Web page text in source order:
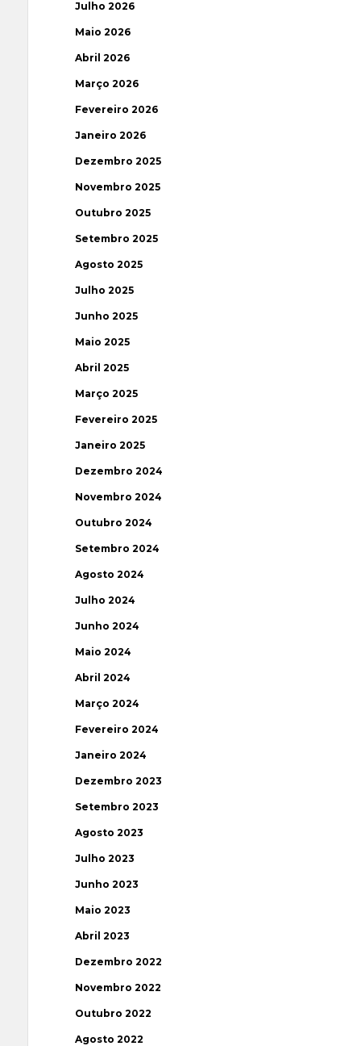
Julho 2026
Maio 2026
Abril 2026
Março 2026
Fevereiro 2026
Janeiro 2026
Dezembro 2025
Novembro 2025
Outubro 2025
Setembro 2025
Agosto 2025
Julho 2025
Junho 2025
Maio 2025
Abril 2025
Março 2025
Fevereiro 2025
Janeiro 2025
Dezembro 2024
Novembro 2024
Outubro 2024
Setembro 2024
Agosto 2024
Julho 2024
Junho 2024
Maio 2024
Abril 2024
Março 2024
Fevereiro 2024
Janeiro 2024
Dezembro 2023
Setembro 2023
Agosto 2023
Julho 2023
Junho 2023
Maio 2023
Abril 2023
Dezembro 2022
Novembro 2022
Outubro 2022
Agosto 2022